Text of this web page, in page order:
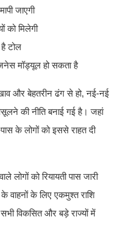
जाएगी
को मिलेगी
टोल
मॉड्यूल हो सकता है
और बेहतरीन ढंग से हो, नई-नई
की नीति बनाई गई है। जहां
के लोगों को इससे राहत दी
लोगों को रियायती पास जारी
वाहनों के लिए एकमुश्त राशि
विकसित और बड़े राज्यों में